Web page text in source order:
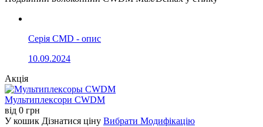
Серія CMD - опис
10.09.2024
Акція
Мультиплексори CWDM
від 0 грн
У кошик Дізнатися ціну Вибрати Модифікацію